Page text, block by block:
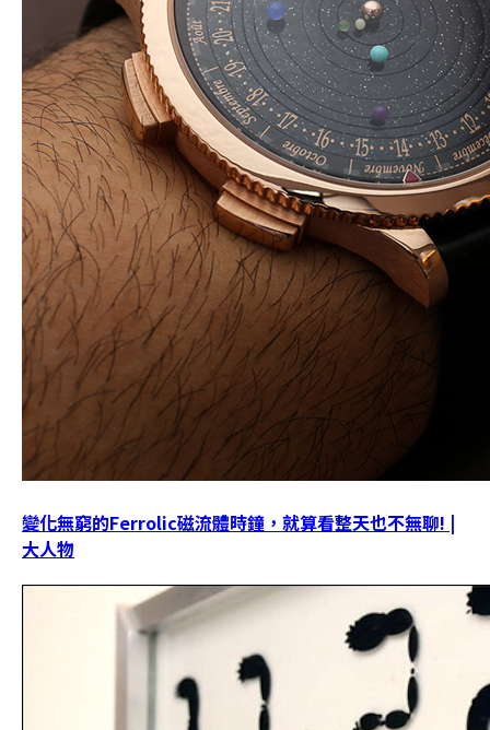
變化無窮的Ferrolic磁流體時鐘，就算看整天也不無聊! |
大人物